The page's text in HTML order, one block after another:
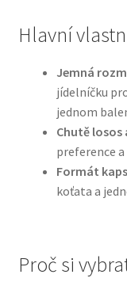
Hračky pro psy
Konzervy a
N&D Farmina
Oblečky pro psy
Hlavní
Jemná
jídelníčku
jednom
Chutě losos
preference
Formát
koťata a
Proč si